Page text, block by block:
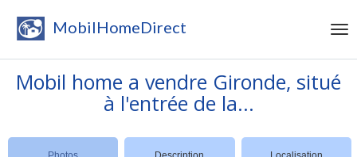
MobilHomeDirect
Mobil home a vendre Gironde, situé
à l'entrée de la...